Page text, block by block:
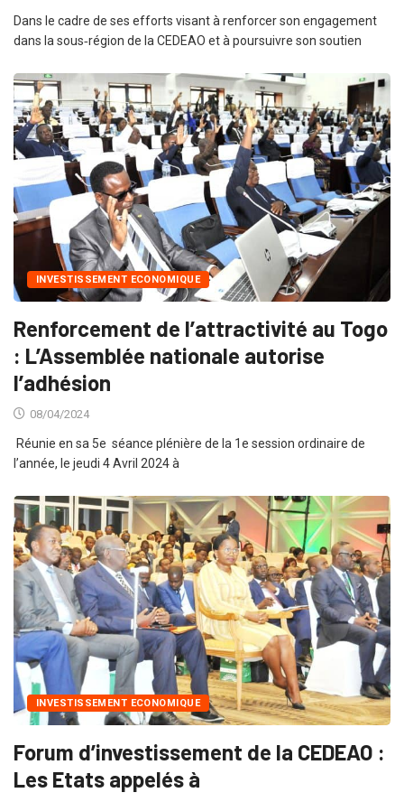
Dans le cadre de ses efforts visant à renforcer son engagement
dans la sous‑région de la CEDEAO et à poursuivre son soutien
INVESTISSEMENT ECONOMIQUE
Renforcement de l’attractivité au Togo
: L’Assemblée nationale autorise
l’adhésion
08/04/2024
Réunie en sa 5e séance plénière de la 1e session ordinaire de
l’année, le jeudi 4 Avril 2024 à
INVESTISSEMENT ECONOMIQUE
Forum d’investissement de la CEDEAO :
Les Etats appelés à